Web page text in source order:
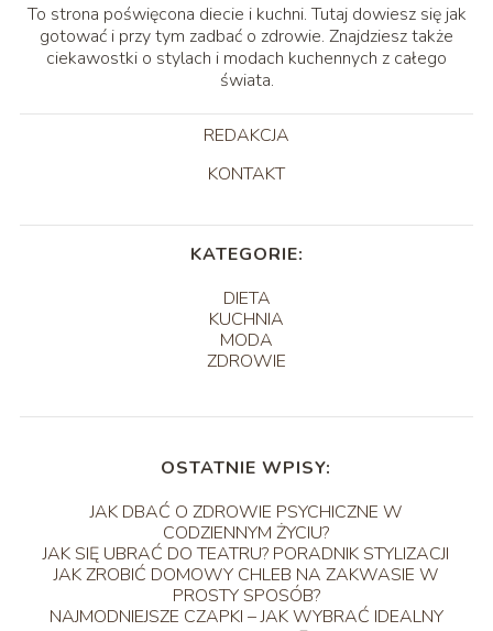
To strona poświęcona diecie i kuchni. Tutaj dowiesz się jak
gotować i przy tym zadbać o zdrowie. Znajdziesz także
ciekawostki o stylach i modach kuchennych z całego
świata.
REDAKCJA
KONTAKT
KATEGORIE:
DIETA
KUCHNIA
MODA
ZDROWIE
OSTATNIE WPISY:
JAK DBAĆ O ZDROWIE PSYCHICZNE W
CODZIENNYM ŻYCIU?
JAK SIĘ UBRAĆ DO TEATRU? PORADNIK STYLIZACJI
JAK ZROBIĆ DOMOWY CHLEB NA ZAKWASIE W
PROSTY SPOSÓB?
NAJMODNIEJSZE CZAPKI – JAK WYBRAĆ IDEALNY